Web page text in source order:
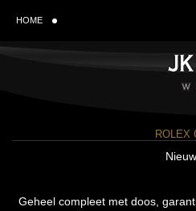
HOME
ROLEX
Geheel compleet met doos,